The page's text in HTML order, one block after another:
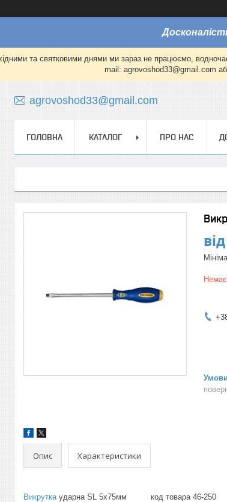
та святковими днями ми зараз не працюємо,
mail: agrovoshod33@gmail.com
agrovoshod33@gmail.com
ГОЛОВНА КАТАЛОГ ПРО НАС
від
Немає
Опис Характеристики
Викруткаударна SL 5х75мм код товара 46-250